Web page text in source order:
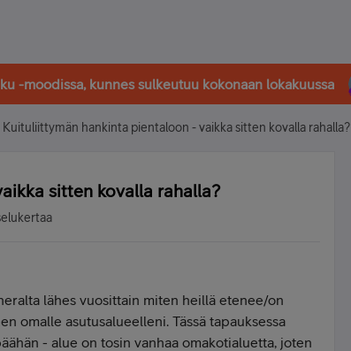
-moodissa, kunnes sulkeutuu kokonaan lokakuussa
Kuituliittymän hankinta pientaloon - vaikka sitten kovalla rahalla?
sitten kovalla rahalla?
lähes vuosittain miten heillä etenee/on
omalle asutusalueelleni. Tässä tapauksessa
- alue on tosin vanhaa omakotialuetta, joten